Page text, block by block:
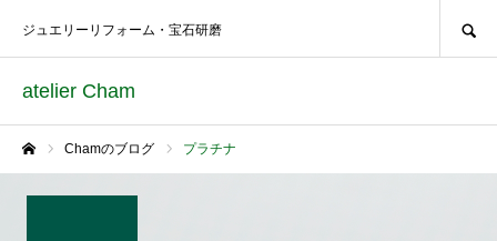
atelier Cham
ジュエリーリフォーム・宝石研磨
Chamのブログ プラチナ